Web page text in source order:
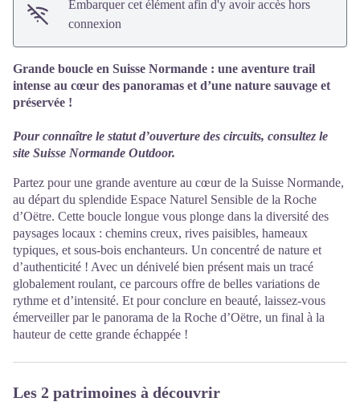
Embarquer cet élément afin d'y avoir accès hors
connexion
Grande boucle en Suisse Normande : une aventure trail
intense au cœur des panoramas et d’une nature sauvage et
préservée !
Pour connaître le statut d’ouverture des circuits, consultez le
site Suisse Normande Outdoor.
Partez pour une grande aventure au cœur de la Suisse Normande,
au départ du splendide Espace Naturel Sensible de la Roche
d’Oëtre. Cette boucle longue vous plonge dans la diversité des
paysages locaux : chemins creux, rives paisibles, hameaux
typiques, et sous-bois enchanteurs. Un concentré de nature et
d’authenticité ! Avec un dénivelé bien présent mais un tracé
globalement roulant, ce parcours offre de belles variations de
rythme et d’intensité. Et pour conclure en beauté, laissez-vous
émerveiller par le panorama de la Roche d’Oëtre, un final à la
hauteur de cette grande échappée !
Les 2 patrimoines à découvrir